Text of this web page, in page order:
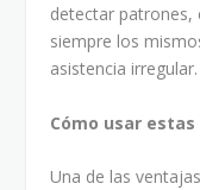
detectar patrones,
siempre los
asistencia irregular.
Cómo usar
Una de las